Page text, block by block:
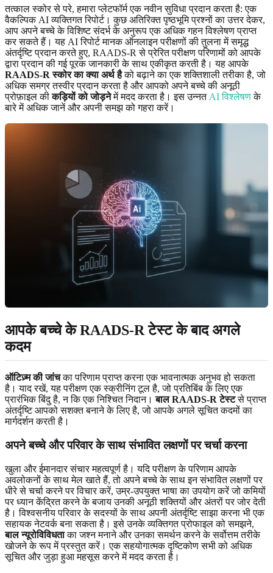
तत्काल स्कोर से परे, हमारा प्लेटफॉर्म एक नवीन सुविधा प्रदान करता है: एक
वैकल्पिक AI व्यक्तिगत रिपोर्ट। कुछ अतिरिक्त पृष्ठभूमि प्रश्नों का उत्तर देकर,
आप अपने बच्चे के विशिष्ट संदर्भ के अनुरूप एक अधिक गहन विश्लेषण प्राप्त
कर सकते हैं। यह AI रिपोर्ट मानक ऑनलाइन परीक्षणों की तुलना में समृद्ध
अंतर्दृष्टि प्रदान करते हुए, RAADS-R से प्रेरित परीक्षण परिणामों को आपके
द्वारा प्रदान की गई पूरक जानकारी के साथ एकीकृत करती है। यह आपके
RAADS-R स्कोर का क्या अर्थ हैको बढ़ाने का एक शक्तिशाली तरीका है, जो
अधिक समग्र तस्वीर प्रदान करता है और आपको अपने बच्चे की अनूठी
प्रोफ़ाइल कीकड़ियों को जोड़नेमें मदद करता है। इस उन्नत AI विश्लेषणके
बारे में अधिक जानें और अपनी समझ को गहरा करें।
आपके बच्चे के RAADS-R टेस्ट के बाद अगले
कदम
ऑटिज़्म की जांचका परिणाम प्राप्त करना एक भावनात्मक अनुभव हो सकता
है। याद रखें, यह परीक्षण एक स्क्रीनिंग टूल है, जो प्रतिबिंब के लिए एक
प्रारंभिक बिंदु है, न कि एक निश्चित निदान।बाल RAADS-R टेस्टसे प्राप्त
अंतर्दृष्टि आपको सशक्त बनाने के लिए है, जो आपके अगले सूचित कदमों का
मार्गदर्शन करती है।
अपने बच्चे और परिवार के साथ संभावित लक्षणों पर चर्चा करना
खुला और ईमानदार संचार महत्वपूर्ण है। यदि परीक्षण के परिणाम आपके
अवलोकनों के साथ मेल खाते हैं, तो अपने बच्चे के साथ इन संभावित लक्षणों पर
धीरे से चर्चा करने पर विचार करें, उम्र-उपयुक्त भाषा का उपयोग करें जो कमियों
पर ध्यान केंद्रित करने के बजाय उनकी अनूठी शक्तियों और अंतरों पर जोर देती
है। विश्वसनीय परिवार के सदस्यों के साथ अपनी अंतर्दृष्टि साझा करना भी एक
सहायक नेटवर्क बना सकता है। इसे उनके व्यक्तिगत प्रोफाइल को समझने,
बाल न्यूरोविविधताका जश्न मनाने और उनका समर्थन करने के सर्वोत्तम तरीके
खोजने के रूप में प्रस्तुत करें। एक सहयोगात्मक दृष्टिकोण सभी को अधिक
सूचित और जुड़ा हुआ महसूस करने में मदद करता है।